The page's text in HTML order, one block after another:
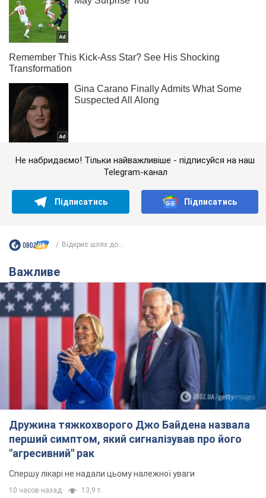
Не набридаємо! Тільки найважливіше - підписуйся на наш
Telegram-канал
Підписатись Підписатись
Відкриє шлях до...
Важливе
Дружина тяжкохворого Джо Байдена назвала
перший симптом, який сигналізував про його
"агресивний" рак
Спершу лікарі не надали цьому належної уваги
10 часов назад 13,9 т.